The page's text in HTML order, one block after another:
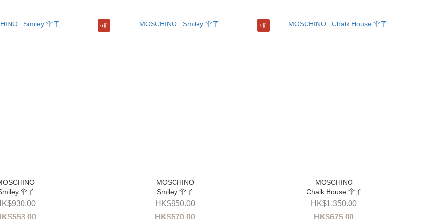
伞子
6折
Smiley 伞子
HK$570.00
HK$950.00
5折
Chalk House 伞子
HK$675.00
HK$1,350.00